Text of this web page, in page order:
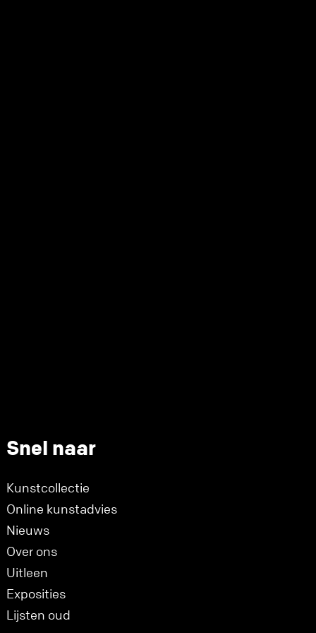
Snel naar
Kunstcollectie
Online kunstadvies
Nieuws
Over ons
Uitleen
Exposities
Lijsten oud